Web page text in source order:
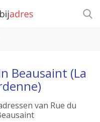
Beausaint (La
van Rue du